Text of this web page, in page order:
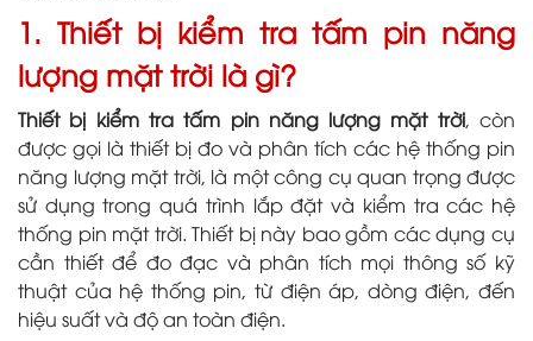
1. Thiết bị kiểm tra tấm pin năng
lượng mặt trời là gì?
Thiết bị kiểm tra tấm pin năng lượng mặt trời, còn
được gọi là thiết bị đo và phân tích các hệ thống pin
năng lượng mặt trời, là một công cụ quan trọng được
sử dụng trong quá trình lắp đặt và kiểm tra các hệ
thống pin mặt trời. Thiết bị này bao gồm các dụng cụ
cần thiết để đo đạc và phân tích mọi thông số kỹ
thuật của hệ thống pin, từ điện áp, dòng điện, đến
hiệu suất và độ an toàn điện.